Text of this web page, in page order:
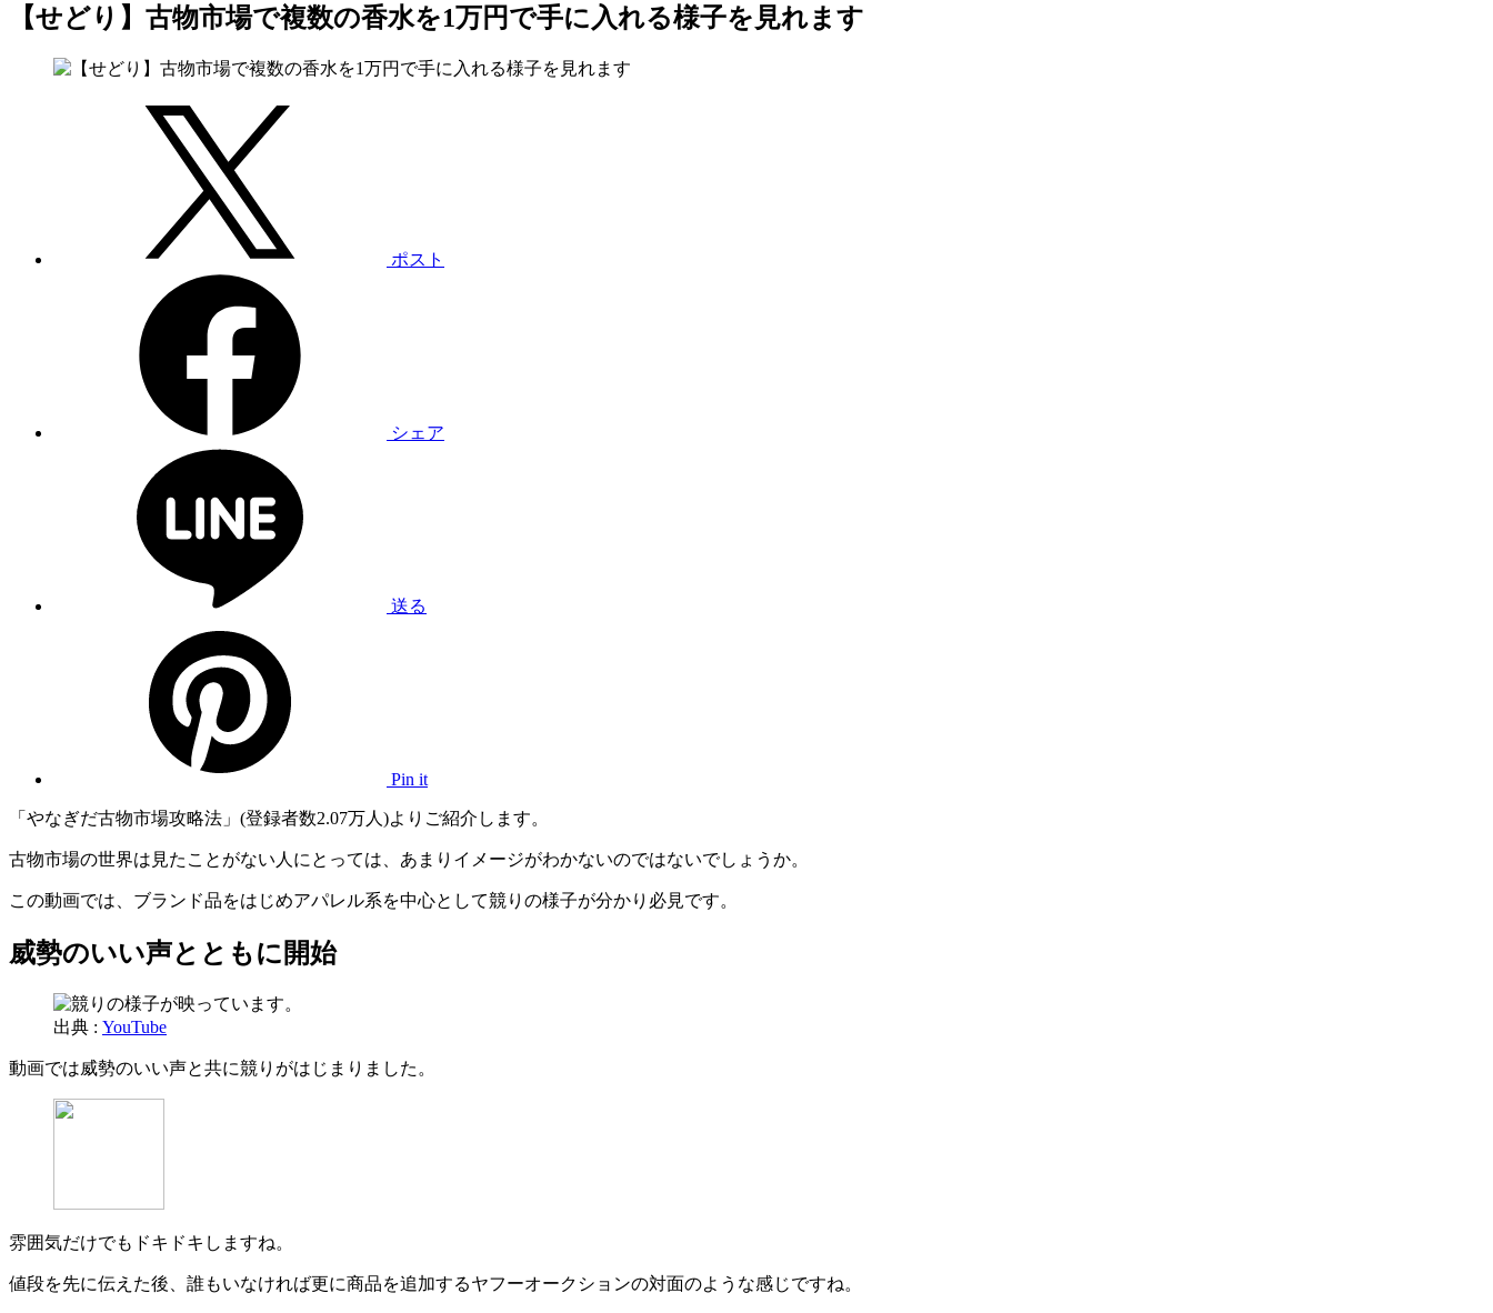
【せどり】古物市場で複数の香水を1万円で手に入れる様子を見れます
ポスト
シェア
送る
Pin it
「やなぎだ古物市場攻略法」(登録者数2.07万人)よりご紹介します。
古物市場の世界は見たことがない人にとっては、あまりイメージがわかないのではないでしょうか。
この動画では、ブランド品をはじめアパレル系を中心として競りの様子が分かり必見です。
威勢のいい声とともに開始
出典 : YouTube
動画では威勢のいい声と共に競りがはじまりました。
雰囲気だけでもドキドキしますね。
値段を先に伝えた後、誰もいなければ更に商品を追加するヤフーオークションの対面のような感じですね。